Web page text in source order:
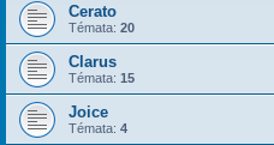
Cerato
Témata: 20
Clarus
Témata: 15
Joice
Témata: 4